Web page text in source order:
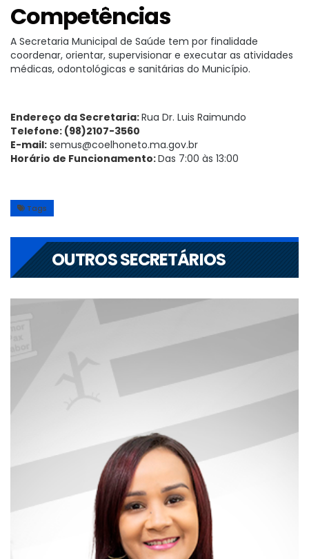
Competências
A Secretaria Municipal de Saúde tem por finalidade
coordenar, orientar, supervisionar e executar as atividades
médicas, odontológicas e sanitárias do Município.
Endereço da Secretaria:Rua Dr. Luis Raimundo
Telefone: (98)2107-3560
E-mail: semus@coelhoneto.ma.gov.br
Horário de Funcionamento:Das 7:00 às 13:00
Tags
OUTROS SECRETÁRIOS